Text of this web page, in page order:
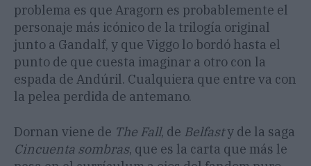
problema es que Aragorn es probablemente el
personaje más icónico de la trilogía original
junto a Gandalf, y que Viggo lo bordó hasta el
punto de que cuesta imaginar a otro con la
espada de Andúril. Cualquiera que entre va con
la pelea perdida de antemano.
Dornan viene de The Fall, de Belfasty de la saga
Cincuenta sombras, que es la carta que más le